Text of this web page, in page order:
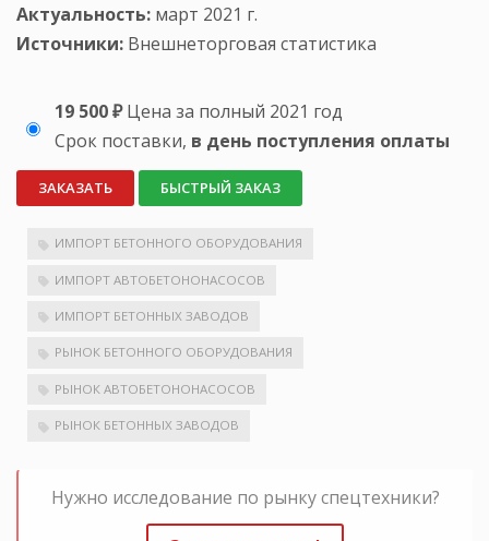
Актуальность: март 2021 г.
Источники: Внешнеторговая статистика
19 500 ₽ Цена за полный 2021 год
Срок поставки, в день поступления оплаты
ЗАКАЗАТЬ БЫСТРЫЙ ЗАКАЗ
ИМПОРТ БЕТОННОГО ОБОРУДОВАНИЯ
ИМПОРТ АВТОБЕТОНОНАСОСОВ
ИМПОРТ БЕТОННЫХ ЗАВОДОВ
РЫНОК БЕТОННОГО ОБОРУДОВАНИЯ
РЫНОК АВТОБЕТОНОНАСОСОВ
РЫНОК БЕТОННЫХ ЗАВОДОВ
Нужно исследование по рынку спецтехники?